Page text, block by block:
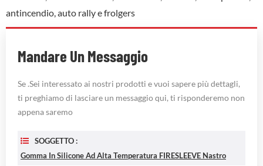
antincendio, auto rally e frolgers
Mandare Un Messaggio
Se .Sei interessato ai nostri prodotti e vuoi sapere più dettagli,
ti preghiamo di lasciare un messaggio qui, ti risponderemo non
appena saremo
SOGGETTO :
Gomma In Silicone Ad Alta Temperatura FIRESLEEVE Nastro